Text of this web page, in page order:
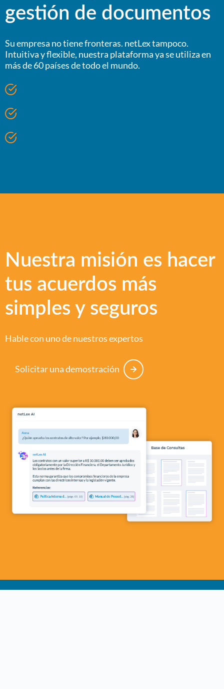
gestión de documentos
Su empresa no tiene fronteras. netLex tampoco.
Intuitiva y flexible, nuestra plataforma ya se utiliza en
más de 60 países de todo el mundo.
Nuestra misión es hacer
tus acuerdos más
simples y seguros
Hable con uno de nuestros expertos
Solicitar una demostración